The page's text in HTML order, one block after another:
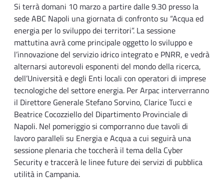
Si terrà domani 10 marzo a partire dalle 9.30 presso la
sede ABC Napoli una giornata di confronto su “Acqua ed
energia per lo sviluppo dei territori”. La sessione
mattutina avrà come principale oggetto lo sviluppo e
l’innovazione del servizio idrico integrato e PNRR, e vedrà
alternarsi autorevoli esponenti del mondo della ricerca,
dell’Università e degli Enti locali con operatori di imprese
tecnologiche del settore energia. Per Arpac interverranno
il Direttore Generale Stefano Sorvino, Clarice Tucci e
Beatrice Cocozziello del Dipartimento Provinciale di
Napoli. Nel pomeriggio si comporranno due tavoli di
lavoro paralleli su Energia e Acqua a cui seguirà una
sessione plenaria che toccherà il tema della Cyber
Security e traccerà le linee future dei servizi di pubblica
utilità in Campania.